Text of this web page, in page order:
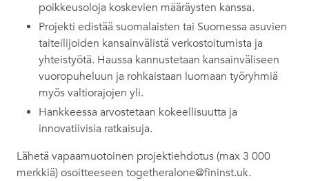
poikkeusoloja koskevien määräysten kanssa.
Projekti edistää suomalaisten tai Suomessa asuvien
taiteilijoiden kansainvälistä verkostoitumista ja
yhteistyötä. Haussa kannustetaan kansainväliseen
vuoropuheluun ja rohkaistaan luomaan työryhmiä
myös valtiorajojen yli.
Hankkeessa arvostetaan kokeellisuutta ja
innovatiivisia ratkaisuja.
Lähetä vapaamuotoinen projektiehdotus (max 3 000
merkkiä) osoitteeseen togetheralone@fininst.uk.